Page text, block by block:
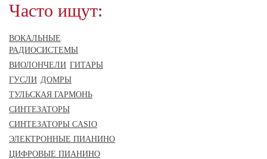
Часто ищут:
ВОКАЛЬНЫЕ
РАДИОСИСТЕМЫ
ВИОЛОНЧЕЛИ ГИТАРЫ
ГУСЛИ ДОМРЫ
ТУЛЬСКАЯ ГАРМОНЬ
СИНТЕЗАТОРЫ
СИНТЕЗАТОРЫ CASIO
ЭЛЕКТРОННЫЕ ПИАНИНО
ЦИФРОВЫЕ ПИАНИНО